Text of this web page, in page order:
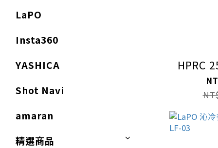
LaPO
Insta360
YASHICA
Shot Navi
amaran
精選商品
HPRC